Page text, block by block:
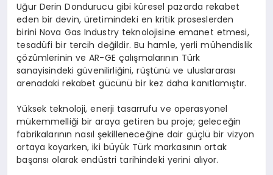
Uğur Derin Dondurucu gibi küresel pazarda rekabet
eden bir devin, üretimindeki en kritik proseslerden
birini Nova Gas Industry teknolojisine emanet etmesi,
tesadüfi bir tercih değildir. Bu hamle, yerli mühendislik
çözümlerinin ve AR-GE çalışmalarının Türk
sanayisindeki güvenilirliğini, rüştünü ve uluslararası
arenadaki rekabet gücünü bir kez daha kanıtlamıştır.
Yüksek teknoloji, enerji tasarrufu ve operasyonel
mükemmelliği bir araya getiren bu proje; geleceğin
fabrikalarının nasıl şekilleneceğine dair güçlü bir vizyon
ortaya koyarken, iki büyük Türk markasının ortak
başarısı olarak endüstri tarihindeki yerini alıyor.